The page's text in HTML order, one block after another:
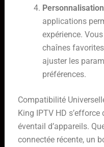
applications
expérience.
chaînes
ajuster les
préférences.
Compatibilité
King IPTV HD s’efforce
éventail d’appareils.
connectée récente, un